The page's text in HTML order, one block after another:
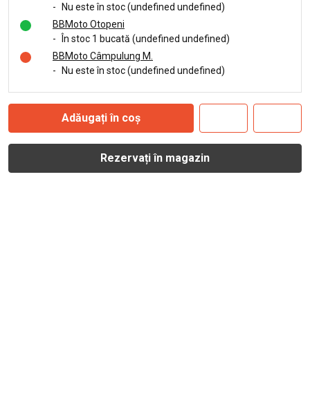
-
Nu este în stoc (undefined undefined)
BBMoto Otopeni
-
În stoc 1 bucată (undefined undefined)
BBMoto Câmpulung M.
-
Nu este în stoc (undefined undefined)
Adăugați în coș
Rezervați în magazin